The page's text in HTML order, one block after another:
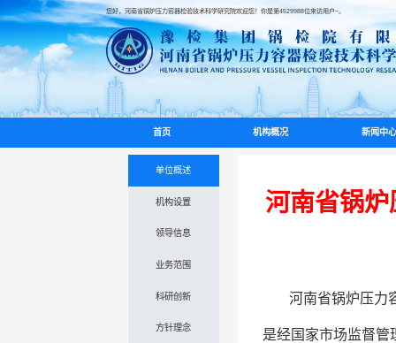
您好，河南省锅炉压力容器检验技术科学研究院欢迎您！你是第4529988位来访用户~。
首页 机构概况 新闻中
单位概述
机构设置
领导信息
业务范围
科研创新
方针理念
河南省锅
河南省锅炉压力
是经国家市场监督管